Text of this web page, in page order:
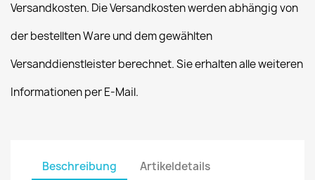
Versandkosten. Die Versandkosten werden abhängig von
der bestellten Ware und dem gewählten
Versanddienstleister berechnet. Sie erhalten alle weiteren
Informationen per E-Mail.
Beschreibung
Artikeldetails